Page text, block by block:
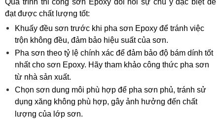
đạt được chất lượng tốt:
Khuấy đều sơn trước khi pha sơn Epoxy để tránh việc
trộn không đều, đảm bảo hiệu suất của sơn.
Pha sơn theo tỷ lệ chính xác để đảm bảo độ bám dính tốt
nhất cho sơn Epoxy. Hãy tham khảo công thức pha sơn
từ nhà sản xuất.
Chọn sơn dung môi phù hợp để pha sơn phủ, tránh sử
dụng xăng không phù hợp, gây ảnh hưởng đến chất
lượng của lớp sơn.